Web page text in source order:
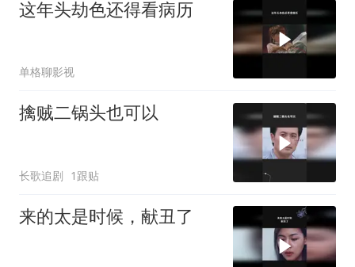
这年头劫色还得看病历
单格聊影视
擒贼二锅头也可以
长歌追剧 1跟贴
来的太是时候，献丑了